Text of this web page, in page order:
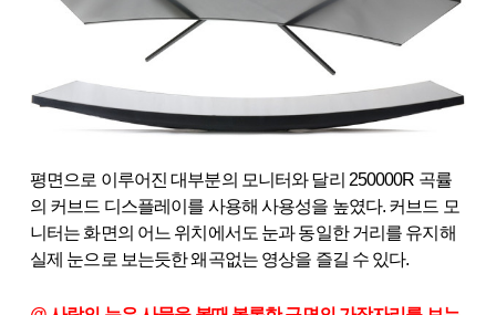
평면으로 이루어진 대부분의 모니터와 달리 250000R 곡률
의 커브드 디스플레이를 사용해 사용성을 높였다. 커브드 모
니터는 화면의 어느 위치에서도 눈과 동일한 거리를 유지해
실제 눈으로 보는듯한 왜곡없는 영상을 즐길 수 있다.